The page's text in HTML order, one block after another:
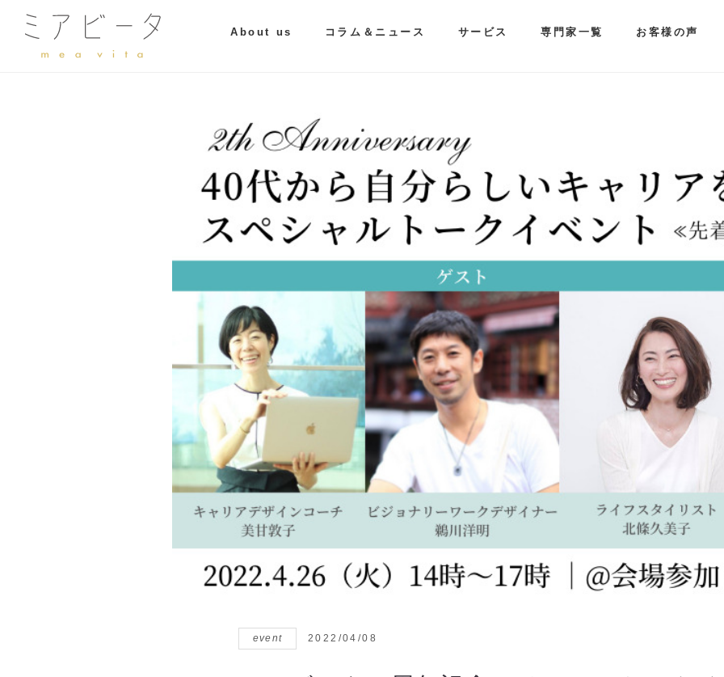
About us コラム＆ニュース サービス 専門家一覧 お客様の声
event 2022/04/08